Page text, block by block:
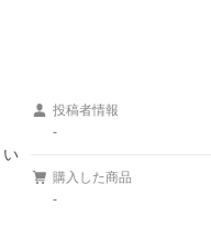
い
投稿者情報
-
購入した商品
-